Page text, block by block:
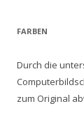
FARBEN
Durch die
zum Original